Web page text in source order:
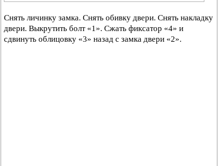
Снять личинку замка. Снять обивку двери. Снять накладку
двери. Выкрутить болт «1». Сжать фиксатор «4» и
сдвинуть облицовку «3» назад с замка двери «2».